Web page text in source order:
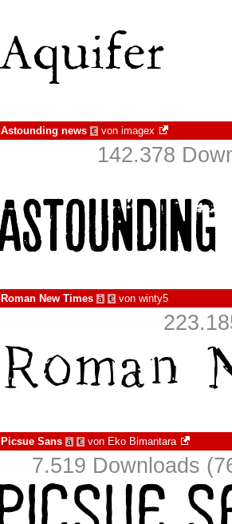
Astounding news € von imagex
142.378
Roman New Times à € von winty5
Picsue Sans à € von Eko Bimantara
7.519 Downloads